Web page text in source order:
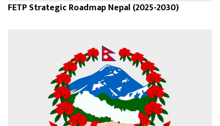
FETP Strategic Roadmap Nepal (2025-2030)